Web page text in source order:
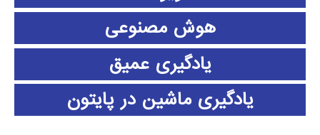
هوش مصنوعی
یادگیری عمیق
یادگیری ماشین در پایتون